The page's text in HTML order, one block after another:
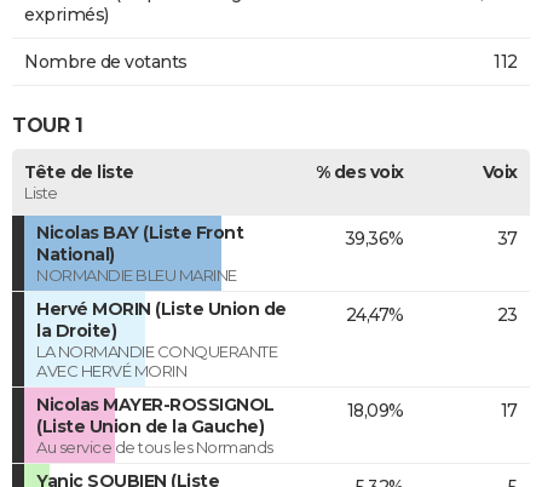
exprimés)
Nombre de votants 112
TOUR 1
Tête de liste
Liste
% des voix Voix
Nicolas BAY (Liste Front
National)
NORMANDIE BLEU MARINE
39,36% 37
Hervé MORIN (Liste Union de
la Droite)
LA NORMANDIE CONQUERANTE
AVEC HERVÉ MORIN
24,47% 23
Nicolas MAYER-ROSSIGNOL
(Liste Union de la Gauche)
Au service de tous les Normands
18,09% 17
Yanic SOUBIEN (Liste